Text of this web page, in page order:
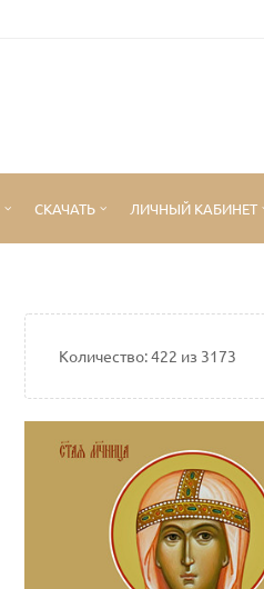
СКАЧАТЬ ЛИЧНЫЙ КАБИНЕТ
Количество:422 из 3173